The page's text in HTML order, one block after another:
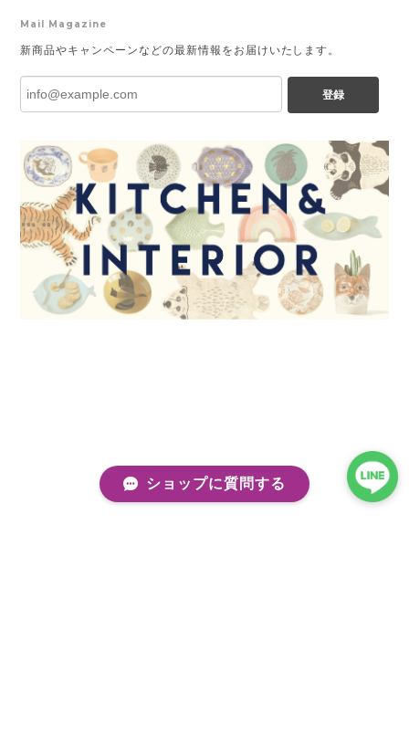
Mail Magazine
新商品やキャンペーンなどの最新情報をお届けいたします。
登録
ショップに質問する